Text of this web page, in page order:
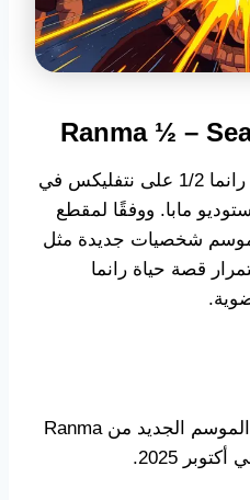
سيُعرض الموسم الثاني من رانما 1/2 على نتفليكس في
ستوديو مابا. ووفقًا لمقطع
شخصيات جديدة مثل
قصة حياة رانما
تاريخ الإصدار: سيكون الموسم الجديد من Ranma